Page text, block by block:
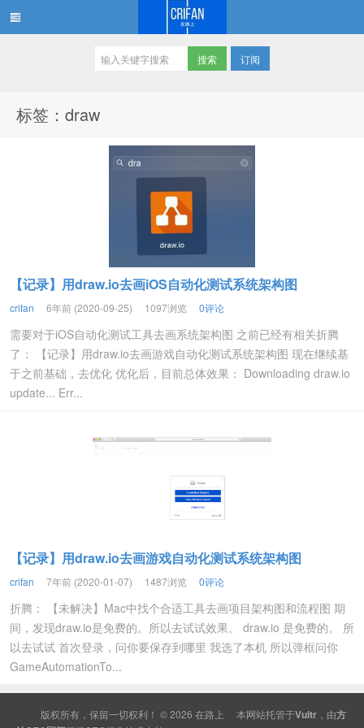
订阅
标签：draw
【记录】用draw.io去画iOS自动化测试系统架构图
crifan 6年前 (2020-09-25) 1097浏览 0评论
需要对于iOS自动化测试工具去画系统架构图 之前已经有相关折腾
了： 【记录】用draw.io去画游戏自动化测试系统架构图 现在继续基
于之前基础，去优化 优化后，目前总体效果： Downloading draw.io
update... Err...
【记录】用draw.io去画游戏自动化测试系统架构图
crifan 7年前 (2020-01-07) 1487浏览 0评论
折腾： 【未解决】Mac中找个合适工具去画项目架构图和流程图 期
间，发现draw.io是免费的。所以去试试效果。 draw.io 是免费的。 所
以去试试 首次登录，问你要保存到哪里 我选了本机 所以弹框问你
GameAutomationTo...
版权所有，保留一切权利！ © 2026 在路上 本网站托管于Vultr ，由方